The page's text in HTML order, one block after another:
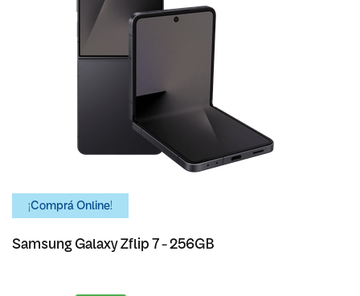
¡Comprá Online!
Samsung Galaxy Zflip 7 - 256GB